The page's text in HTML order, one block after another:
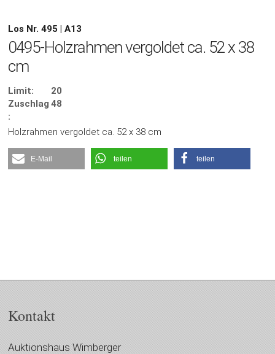
Los Nr. 495 | A13
0495-Holzrahmen vergoldet ca. 52 x 38
cm
Limit:
20
Zuschlag
:
48
Holzrahmen vergoldet ca. 52 x 38 cm
E-Mail teilen teilen
Kontakt
Auktionshaus Wimberger